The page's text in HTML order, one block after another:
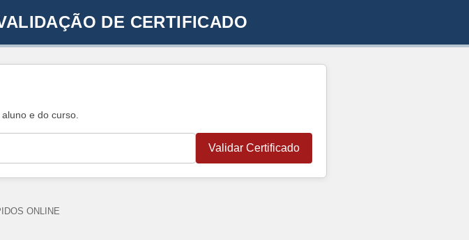
DE CERTIFICADO
e do curso.
Validar Certificado
ONLINE